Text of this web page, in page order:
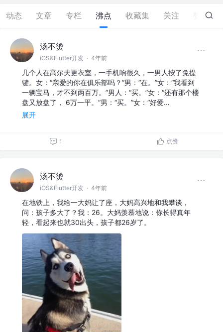
动态 文章 专栏 沸点 收藏集 关注 57
汤不烫
iOS&Flutter开发 · 4年前
几个人在高尔夫更衣室，一手机响很久，一男人按了免提
键。女：“亲爱的你在俱乐部吗？”男：“在。”女：“我看到
一辆宝马，才不到两百万。”男人：“买。”女：“还有那个楼
盘又放盘了， 6万一平。”男：“买。”女：“好爱…
展开
1 点赞
汤不烫
iOS&Flutter开发 · 4年前
在地铁上，我给一大妈让了座，大妈高兴地和我攀谈，
问：孩子多大了？我：26。大妈羡慕地说：你长得真年
轻，看起来也就30出头，孩子都26岁了。